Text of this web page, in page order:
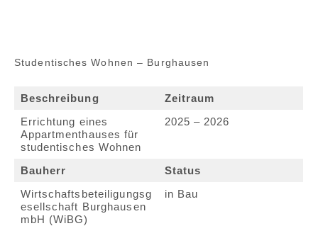
Studentisches Wohnen – Burghausen
Beschreibung
Zeitraum
Errichtung eines
Appartmenthauses für
studentisches Wohnen
2025 – 2026
Bauherr
Status
Wirtschaftsbeteiligungsg
esellschaft Burghausen
mbH (WiBG)
in Bau